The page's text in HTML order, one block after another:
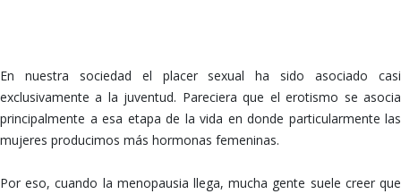
En nuestra sociedad el placer sexual ha sido asociado casi
exclusivamente a la juventud. Pareciera que el erotismo se asocia
principalmente a esa etapa de la vida en donde particularmente las
mujeres producimos más hormonas femeninas.
Por eso, cuando la menopausia llega, mucha gente suele creer que